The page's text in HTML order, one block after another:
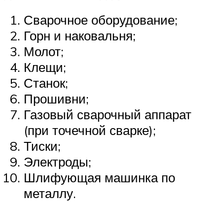
Сварочное оборудование;
Горн и наковальня;
Молот;
Клещи;
Станок;
Прошивни;
Газовый сварочный аппарат
(при точечной сварке);
Тиски;
Электроды;
Шлифующая машинка по
металлу.